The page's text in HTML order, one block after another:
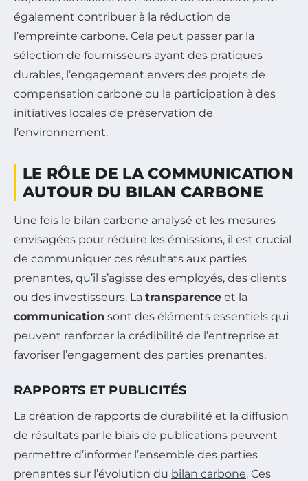
également contribuer à la réduction de
l’empreinte carbone. Cela peut passer par la
sélection de fournisseurs ayant des pratiques
durables, l’engagement envers des projets de
compensation carbone ou la participation à des
initiatives locales de préservation de
l’environnement.
LE RÔLE DE LA COMMUNICATION
AUTOUR DU BILAN CARBONE
Une fois le bilan carbone analysé et les mesures
envisagées pour réduire les émissions, il est crucial
de communiquer ces résultats aux parties
prenantes, qu’il s’agisse des employés, des clients
ou des investisseurs. La transparence et la
communication sont des éléments essentiels qui
peuvent renforcer la crédibilité de l’entreprise et
favoriser l’engagement des parties prenantes.
RAPPORTS ET PUBLICITÉS
La création de rapports de durabilité et la diffusion
de résultats par le biais de publications peuvent
permettre d’informer l’ensemble des parties
prenantes sur l’évolution du bilan carbone. Ces